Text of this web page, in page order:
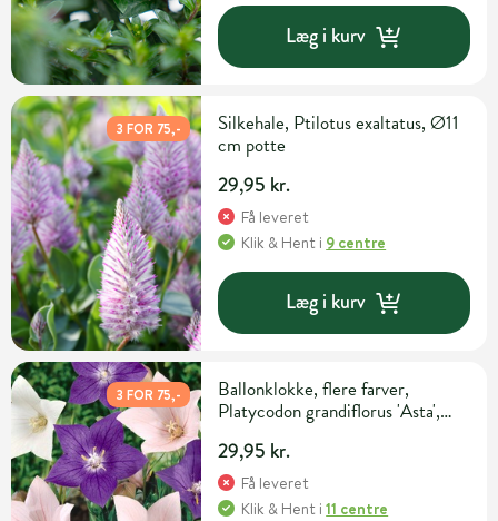
Læg i kurv
3 FOR 75,-
Silkehale, Ptilotus exaltatus, Ø11
cm potte
29,95 kr.
Få leveret
Klik & Hent i 9 centre
Læg i kurv
3 FOR 75,-
Ballonklokke, flere farver,
Platycodon grandiflorus 'Asta',
29,95 kr.
Få leveret
Klik & Hent i11 centre